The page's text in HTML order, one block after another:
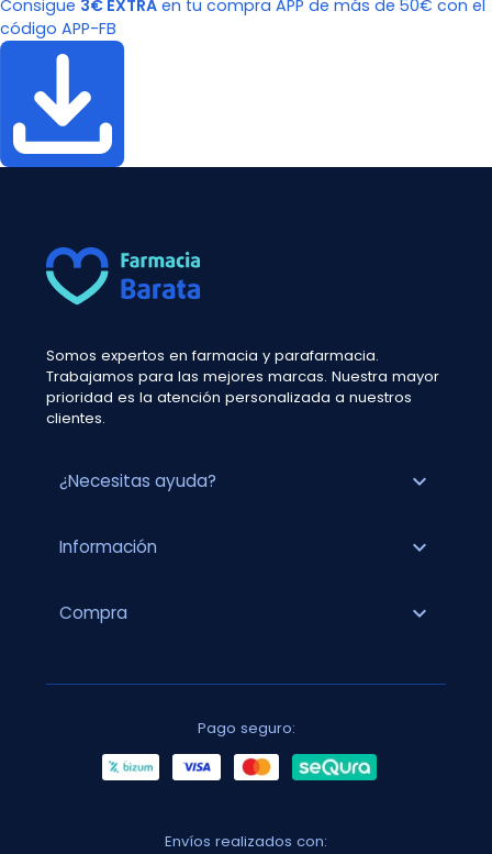
Consigue 3€ EXTRA en tu compra APP de más de 50€ con el
código APP-FB
Somos expertos en farmacia y parafarmacia.
Trabajamos para las mejores marcas. Nuestra mayor
prioridad es la atención personalizada a nuestros
clientes.
¿Necesitas ayuda? expand_more
Información expand_more
Compra expand_more
Pago seguro:
Envíos realizados con: